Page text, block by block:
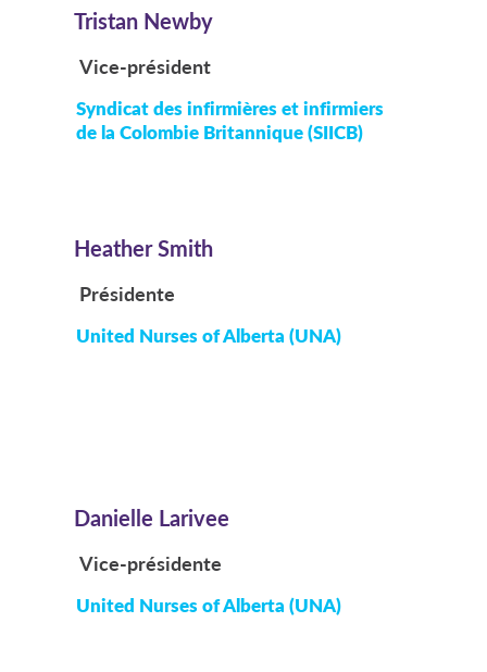
Tristan Newby
Vice-président
Syndicat des infirmières et infirmiers
de la Colombie Britannique (SIICB)
Heather Smith
Présidente
United Nurses of Alberta (UNA)
Danielle Larivee
Vice-présidente
United Nurses of Alberta (UNA)